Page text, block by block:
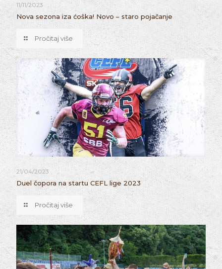
11/11/2023
Nova sezona iza ćoška! Novo – staro pojačanje
Pročitaj više
21/04/2023
Duel čopora na startu CEFL lige 2023
Pročitaj više